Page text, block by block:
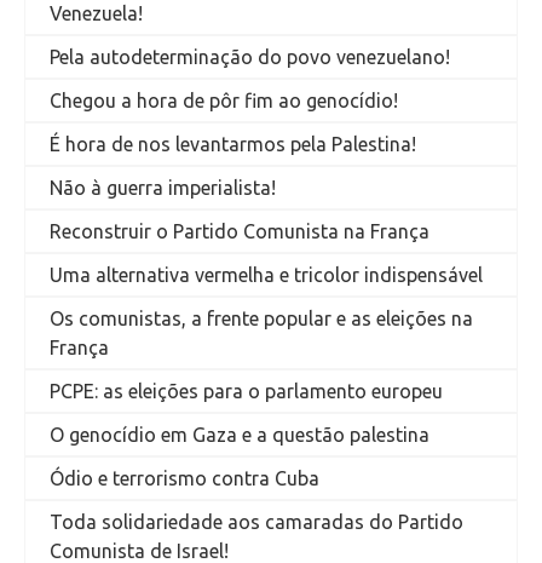
Venezuela!
Pela autodeterminação do povo venezuelano!
Chegou a hora de pôr fim ao genocídio!
É hora de nos levantarmos pela Palestina!
Não à guerra imperialista!
Reconstruir o Partido Comunista na França
Uma alternativa vermelha e tricolor indispensável
Os comunistas, a frente popular e as eleições na
França
PCPE: as eleições para o parlamento europeu
O genocídio em Gaza e a questão palestina
Ódio e terrorismo contra Cuba
Toda solidariedade aos camaradas do Partido
Comunista de Israel!